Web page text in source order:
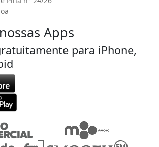
Apps
para iPhone,